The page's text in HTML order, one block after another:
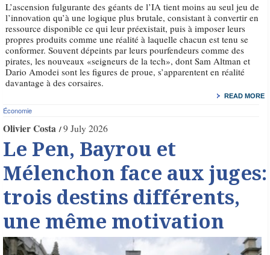
L’ascension fulgurante des géants de l’IA tient moins au seul jeu de
l’innovation qu’à une logique plus brutale, consistant à convertir en
ressource disponible ce qui leur préexistait, puis à imposer leurs
propres produits comme une réalité à laquelle chacun est tenu se
conformer. Souvent dépeints par leurs pourfendeurs comme des
pirates, les nouveaux «seigneurs de la tech», dont Sam Altman et
Dario Amodei sont les figures de proue, s’apparentent en réalité
davantage à des corsaires.
READ MORE
Économie
Olivier Costa 9 July 2026
Le Pen, Bayrou et
Mélenchon face aux juges:
trois destins différents,
une même motivation